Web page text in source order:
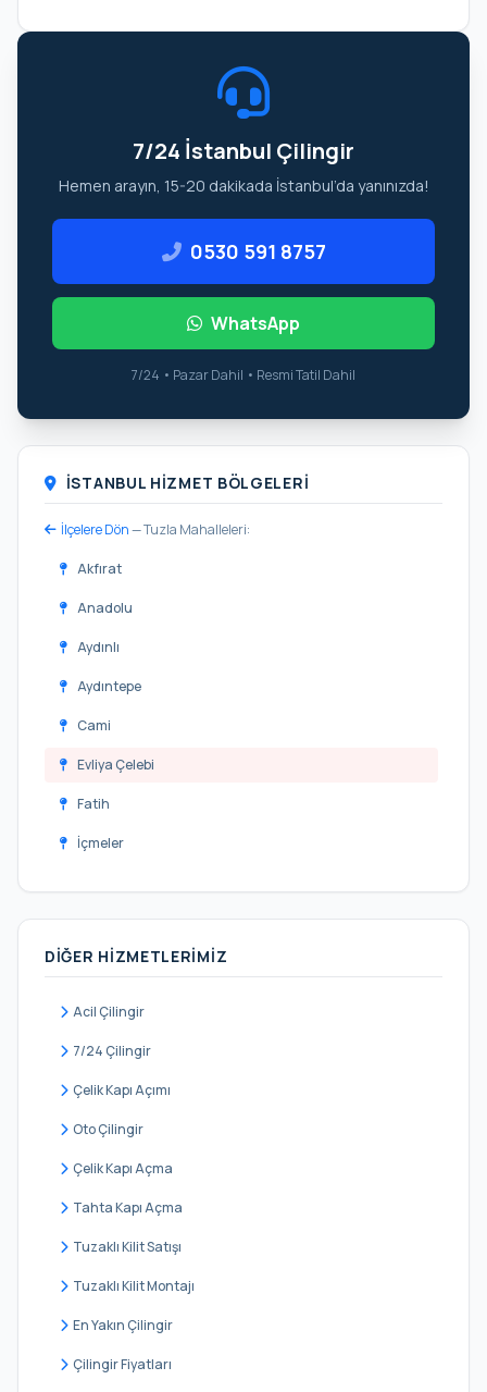
7/24 İstanbul Çilingir
Hemen arayın, 15-20 dakikada İstanbul’da yanınızda!
0530 591 8757
WhatsApp
7/24 • Pazar Dahil • Resmi Tatil Dahil
İSTANBUL HIZMET BÖLGELERI
İlçelere Dön— Tuzla Mahalleleri:
Akfırat
Anadolu
Aydınlı
Aydıntepe
Cami
Evliya Çelebi
Fatih
İçmeler
Mescit
Mimar Sinan
DIĞER HIZMETLERIMIZ
Acil Çilingir
7/24 Çilingir
Çelik Kapı Açımı
Oto Çilingir
Çelik Kapı Açma
Tahta Kapı Açma
Tuzaklı Kilit Satışı
Tuzaklı Kilit Montajı
En Yakın Çilingir
Çilingir Fiyatları